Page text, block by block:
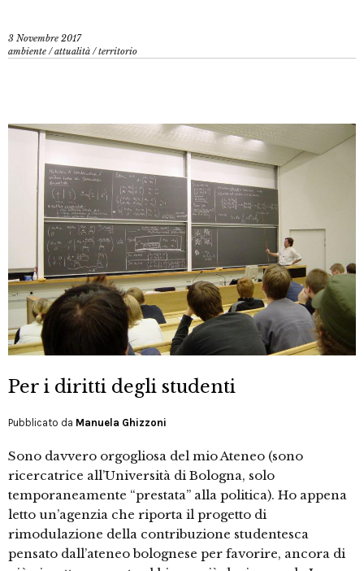
3 Novembre 2017
ambiente /attualità /territorio
Per i diritti degli studenti
Pubblicato da Manuela Ghizzoni
Sono davvero orgogliosa del mio Ateneo (sono
ricercatrice all’Università di Bologna, solo
temporaneamente “prestata” alla politica). Ho appena
letto un’agenzia che riporta il progetto di
rimodulazione della contribuzione studentesca
pensato dall’ateneo bolognese per favorire, ancora di